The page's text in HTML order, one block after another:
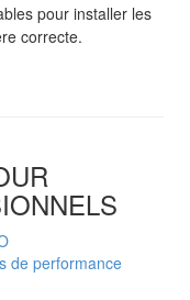
pour installer les
correcte.
de performance